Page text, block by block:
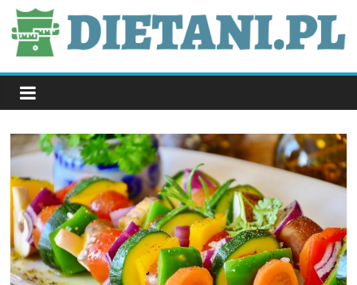
Skip
to
content
dietani.pl